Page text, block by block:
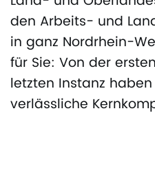
den Arbeits- und
in ganz Nordrhein-
für Sie: Von der
letzten Instanz
verlässliche